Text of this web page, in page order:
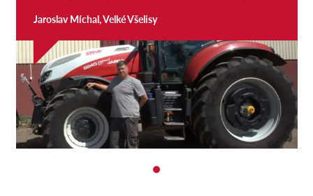
Jaroslav Míchal, Velké Všelisy